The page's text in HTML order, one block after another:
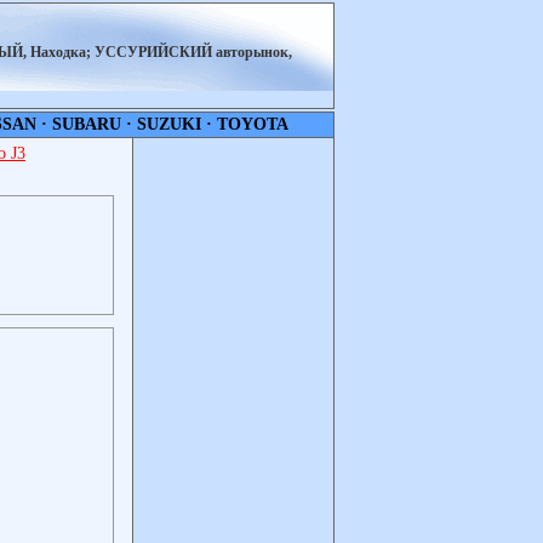
Находка; УССУРИЙСКИЙ авторынок,
· SUBARU· SUZUKI· TOYOTA
J3